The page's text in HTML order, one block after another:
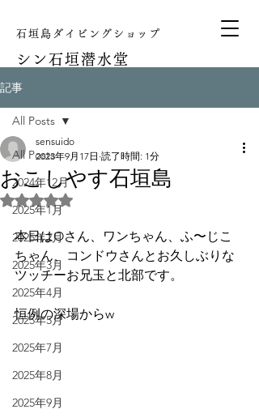
石垣島ダイビングショップ
シン石垣潜水堂
記事
All Posts
2024年12月
2025年1月
2025年2月
2025年3月
2025年4月
2025年5月
2025年7月
2025年8月
2025年9月
All Posts
おこしやす石垣島
sensuido
2023年9月17日 読了時間: 1分
5つ星のうちNaNと評価されています。
本日はOさん、ワンちゃん、ふ〜じこ
ちゃん、コンドウさんとお久しぶりな
ツッチーお兄玉と北部です。
恒例の深場からw